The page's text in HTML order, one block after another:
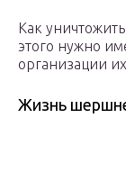
Как
этого нужно
организации
Жизнь